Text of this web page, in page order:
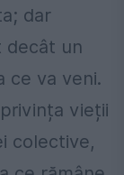
dar
decât un
ce va veni.
vieții
colective,